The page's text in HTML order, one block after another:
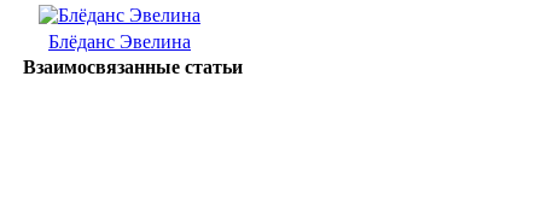
Блёданс Эвелина
Взаимосвязанные статьи